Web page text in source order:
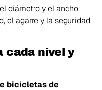
diámetro y el ancho
el agarre y la seguridad
cada nivel y
bicicletas de